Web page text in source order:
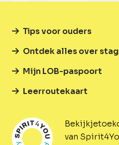
van
Tips voor ouders
Ontdek alles over
Mijn LOB-paspoort
Leerroutekaart